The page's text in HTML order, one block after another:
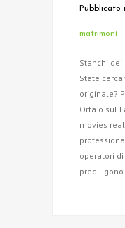
Pubblicato
matrimoni
Stanchi
State
originale?
Orta o sul
movies
operatori di